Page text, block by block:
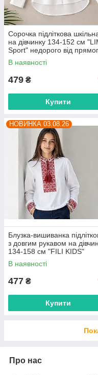
Сорочка підліткова
на дівчинку 134-152 см
Sport" недорого від
постачальника
В наявності
479 ₴
Купити
НОВИНКА 03.08.26
Блузка-вишиванка
з довгим рукавом на
134-158 см "FILI KIDS"
недорого від прямого
постачальника
В наявності
477 ₴
Купити
Про нас